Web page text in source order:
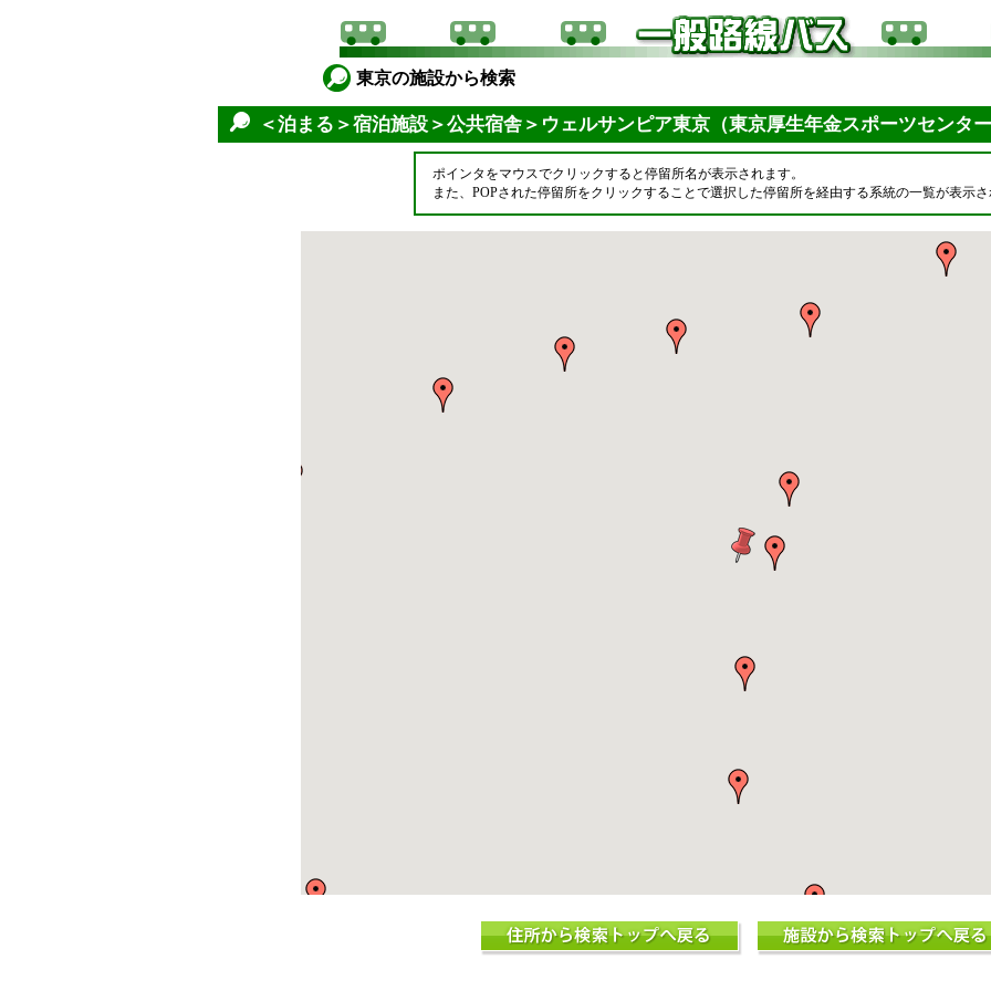
東京の施設から検索
＜泊まる＞宿泊施設＞公共宿舎＞ウェルサンピア東京（東京厚生年金スポーツセンター
ポインタをマウスでクリックすると停留所名が表示されます。
また、POPされた停留所をクリックすることで選択した停留所を経由する系統の一覧が表示さ